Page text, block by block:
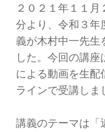
２０２１年１１
分より、令和３年
義が木村中一先生
した。今回の講
による動画を生配
ラインで受講しま
講義のテーマは「